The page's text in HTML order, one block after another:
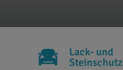
Lack- und
Steinschutz